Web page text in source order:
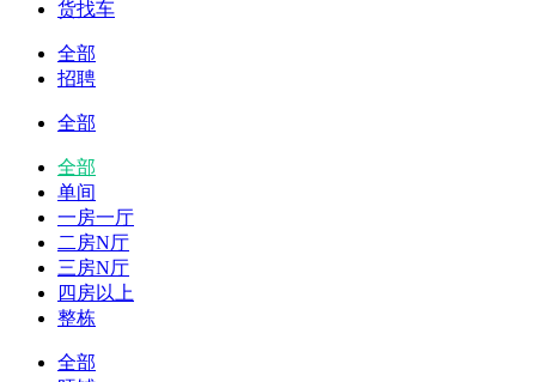
货找车
全部
招聘
全部
全部
单间
一房一厅
二房N厅
三房N厅
四房以上
整栋
全部